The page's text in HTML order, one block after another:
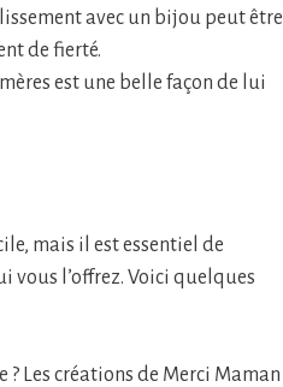
avec un bijou peut être
de fierté.
est une belle façon de lui
mais il est essentiel de
vous l’offrez. Voici quelques
Les créations de Merci Maman